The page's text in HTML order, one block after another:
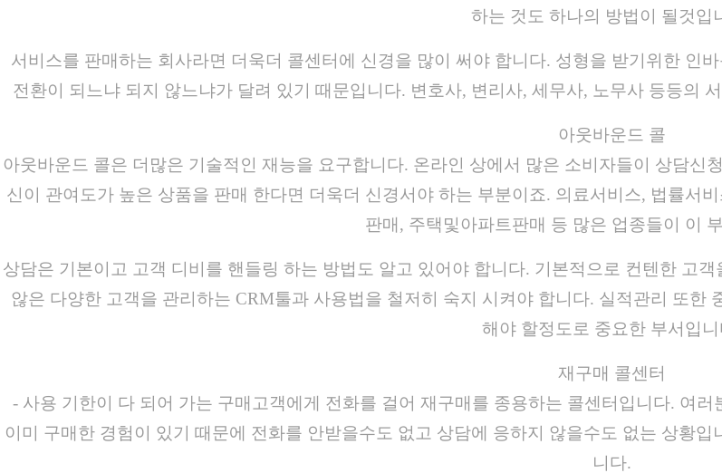
하는 것도 하나의 방법이 될것입
서비스를 판매하는 회사라면 더욱더 콜센터에 신경을 많이 써야 합니다. 성형을 받기위한 인
전환이 되느냐 되지 않느냐가 달려 있기 때문입니다. 변호사, 변리사, 세무사, 노무사 등등의
아웃바운드 콜
아웃바운드 콜은 더많은 기술적인 재능을 요구합니다. 온라인 상에서 많은 소비자들이 상담
신이 관여도가 높은 상품을 판매 한다면 더욱더 신경서야 하는 부분이죠. 의료서비스, 법률서
판매, 주택및아파트판매 등 많은 업종들이 이
상담은 기본이고 고객 디비를 핸들링 하는 방법도 알고 있어야 합니다. 기본적으로 컨텐한 고
않은 다양한 고객을 관리하는 CRM툴과 사용법을 철저히 숙지 시켜야 합니다. 실적관리 또
해야 할정도로 중요한 부서입니
재구매 콜센터
- 사용 기한이 다 되어 가는 구매고객에게 전화를 걸어 재구매를 종용하는 콜센터입니다. 여
이미 구매한 경험이 있기 때문에 전화를 안받을수도 없고 상담에 응하지 않을수도 없는 상황
니다.